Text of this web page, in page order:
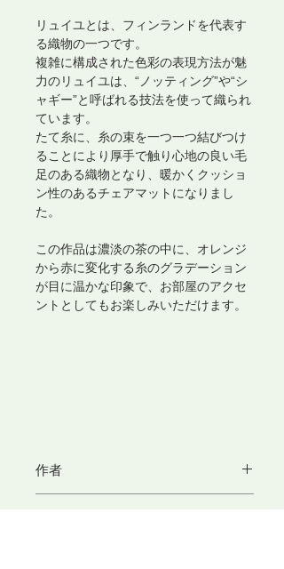
リュイユとは、フィンランドを代表す
る織物の一つです。
複雑に構成された色彩の表現方法が魅
力のリュイユは、“ノッティング”や“シ
ャギー”と呼ばれる技法を使って織られ
ています。
たて糸に、糸の束を一つ一つ結びつけ
ることにより厚手で触り心地の良い毛
足のある織物となり、暖かくクッショ
ン性のあるチェアマットになりまし
た。
この作品は濃淡の茶の中に、オレンジ
から赤に変化する糸のグラデーション
が目に温かな印象で、お部屋のアクセ
ントとしてもお楽しみいただけます。
作者